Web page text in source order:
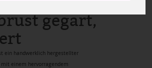
gegart,
ein handwerklich hergestellter
mit einem hervorragendem